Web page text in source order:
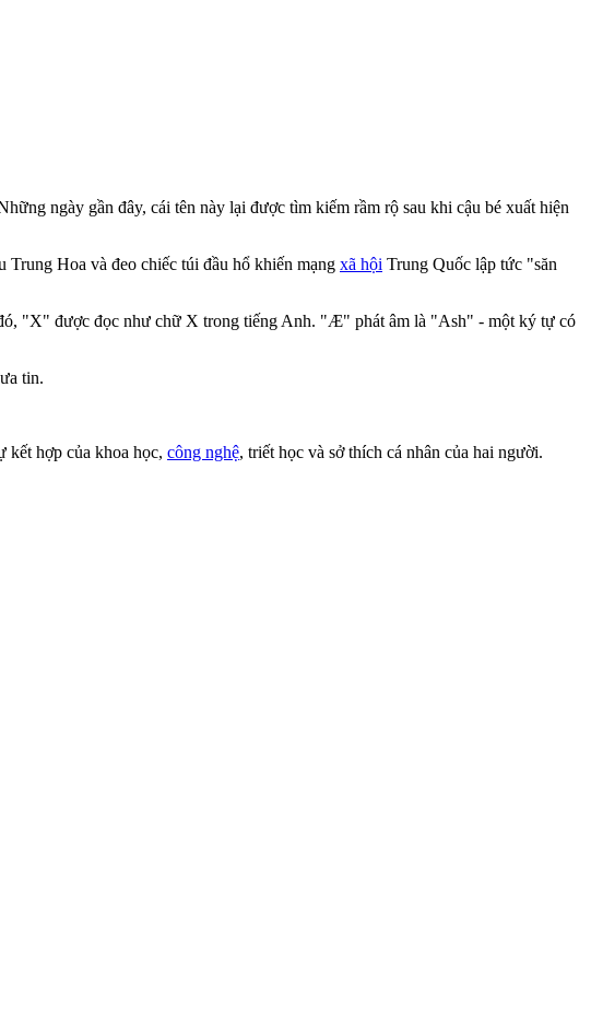
ngày gần đây, cái tên này lại được tìm kiếm rầm rộ sau khi cậu bé xuất hiện
Trung Hoa và đeo chiếc túi đầu hổ khiến mạng xã hội Trung Quốc lập tức "săn
"X" được đọc như chữ X trong tiếng Anh. "Æ" phát âm là "Ash" - một ký tự có
tin.
kết hợp của khoa học, công nghệ, triết học và sở thích cá nhân của hai người.